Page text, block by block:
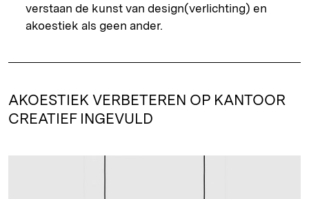
verstaan de kunst van design(verlichting) en
akoestiek als geen ander.
AKOESTIEK VERBETEREN OP KANTOOR
CREATIEF INGEVULD